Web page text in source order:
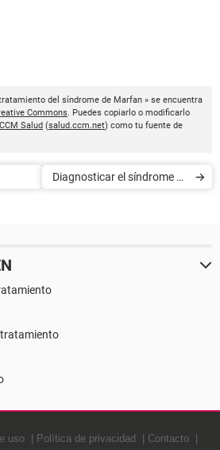
del síndrome de Marfan » se encuentra
Commons. Puedes copiarlo o modificarlo
CCM Salud (salud.ccm.net) como tu fuente de
Diagnosticar el síndrome de
uso Política de privacidad Contacto